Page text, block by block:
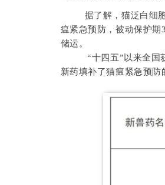
据了解，猫泛白细
瘟紧急预防，被动保护
储运。
“十四五”以来全国
新药填补了猫瘟紧急预